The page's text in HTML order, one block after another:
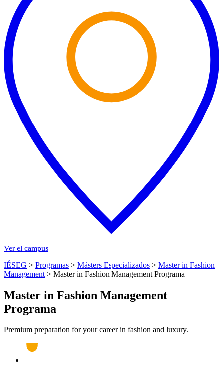
Ver el campus
IÉSEG > Programas > Másters Especializados > Master in Fashion
Management > Master in Fashion Management Programa
Master in Fashion Management
Programa
Premium preparation for your career in fashion and luxury.